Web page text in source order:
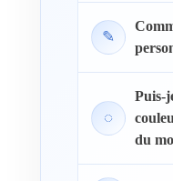
✎
◌
Puis-
du